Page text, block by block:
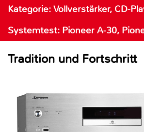
Kategorie: Vollverstärker, CD-
Systemtest: Pioneer A-30,
Tradition und Fortschritt